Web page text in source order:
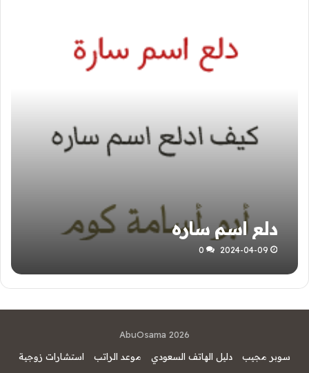
دلع اسم ساره
2024-04-09
0
AbuOsama 2026
سوبر مجيب
دليل الهاتف السعودي موعد الراتب استشارات زوجية